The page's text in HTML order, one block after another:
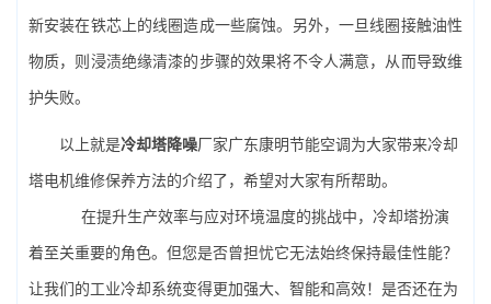
新安装在铁芯上的线圈造成一些腐蚀。另外，一旦线圈接触油性
物质，则浸渍绝缘清漆的步骤的效果将不令人满意，从而导致维
护失败。
以上就是冷却塔降噪厂家广东康明节能空调为大家带来冷却
塔电机维修保养方法的介绍了，希望对大家有所帮助。
在提升生产效率与应对环境温度的挑战中，冷却塔扮演
着至关重要的角色。但您是否曾担忧它无法始终保持最佳性能？
让我们的工业冷却系统变得更加强大、智能和高效！是否还在为